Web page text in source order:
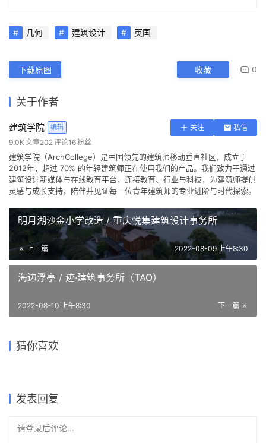
几何 建筑设计 英国
下载原图 收藏 0
关于作者
建筑学院 编辑 关注
私信
9.0K 文章202评论16粉丝
建筑学院（ArchCollege）是中国领先的建筑师移动垂直社区，成立于
2012年，超过 70% 的年轻建筑师正在使用我们的产品。我们致力于通过
建筑设计新媒体与在线教育平台，连接教育、行业与科技，为建筑师提供
灵感与成长支持，陪伴并见证每一位青年建筑师的专业进阶与时代探索。
明月湖沙金小学改造 / 重庆悦集建筑设计事务所
上一篇 2022-08-09 上午8:30
海边浮亭 / 迹·建筑事务所（TAO）
下一篇
2022-08-10 上午8:30
猜你喜欢
定海台房 / 久舍营造工作室
汉普郡住宅 | Niall
德绍包豪斯博物馆 / Addenda
发表回复
请登录后评论...